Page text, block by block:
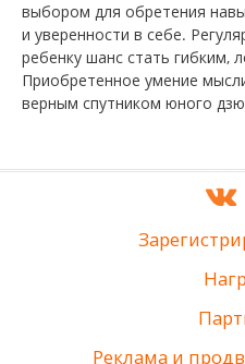
выбором для обретения
и уверенности в себе.
ребенку шанс стать гибким,
Приобретенное умение
верным спутником юного
Реклама и